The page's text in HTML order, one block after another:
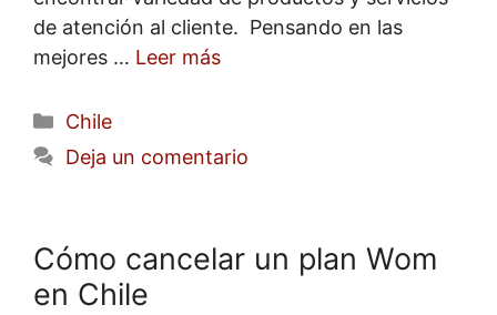
de atención al cliente. Pensando en las
mejores … Leer más
Categorías
Chile
Deja un comentario
Cómo cancelar un plan Wom
en Chile